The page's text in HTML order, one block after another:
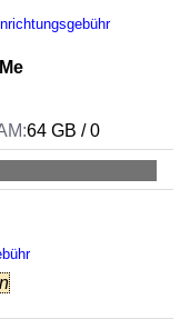
64 GB / 0